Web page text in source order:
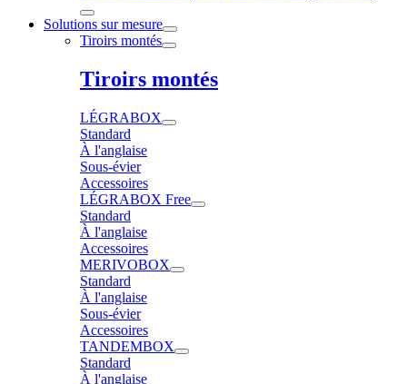
Solutions sur mesure
Tiroirs montés
Tiroirs montés
LÉGRABOX
Standard
À l'anglaise
Sous-évier
Accessoires
LÉGRABOX Free
Standard
À l'anglaise
Accessoires
MERIVOBOX
Standard
À l'anglaise
Sous-évier
Accessoires
TANDEMBOX
Standard
À l'anglaise